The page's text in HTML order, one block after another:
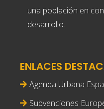
una población en
desarrollo.
ENLACES
Agenda Urbana
Subvenciones